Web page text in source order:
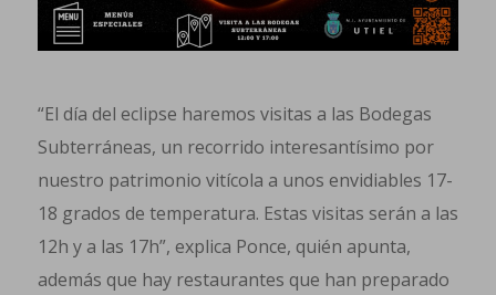
“El día del eclipse haremos visitas a las Bodegas
Subterráneas, un recorrido interesantísimo por
nuestro patrimonio vitícola a unos envidiables 17-
18 grados de temperatura. Estas visitas serán a las
12h y a las 17h”, explica Ponce, quién apunta,
además que hay restaurantes que han preparado